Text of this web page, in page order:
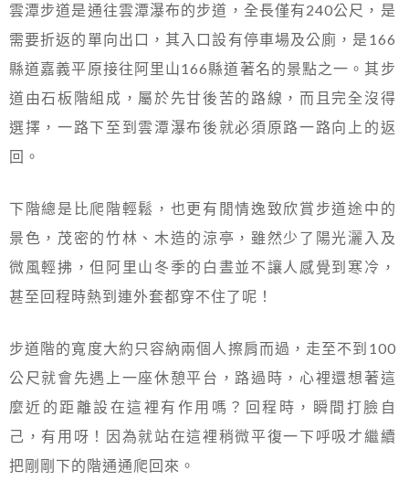
雲潭步道是通往雲潭瀑布的步道，全長僅有240公尺，是
需要折返的單向出口，其入口設有停車場及公廁，是166
縣道嘉義平原接往阿里山166縣道著名的景點之一。其步
道由石板階組成，屬於先甘後苦的路線，而且完全沒得
選擇，一路下至到雲潭瀑布後就必須原路一路向上的返
回。
下階總是比爬階輕鬆，也更有閒情逸致欣賞步道途中的
景色，茂密的竹林、木造的涼亭，雖然少了陽光灑入及
微風輕拂，但阿里山冬季的白晝並不讓人感覺到寒冷，
甚至回程時熱到連外套都穿不住了呢！
步道階的寬度大約只容納兩個人擦肩而過，走至不到100
公尺就會先遇上一座休憩平台，路過時，心裡還想著這
麼近的距離設在這裡有作用嗎？回程時，瞬間打臉自
己，有用呀！因為就站在這裡稍微平復一下呼吸才繼續
把剛剛下的階通通爬回來。